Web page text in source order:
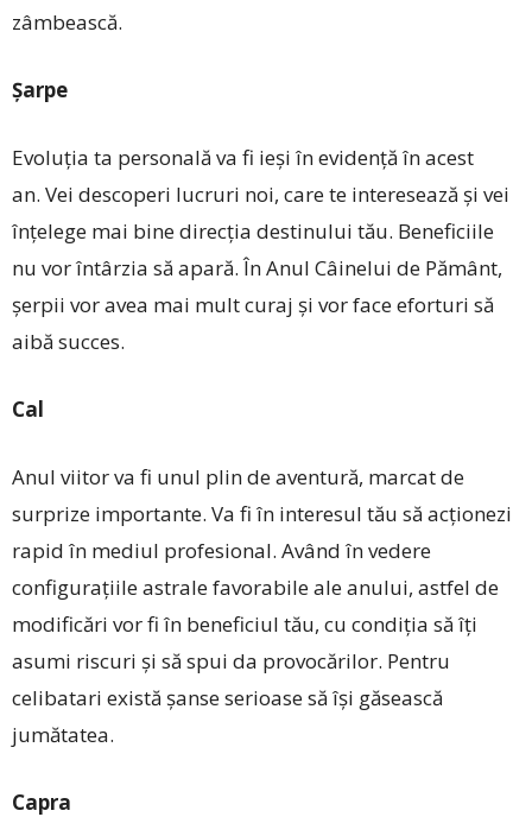
zâmbească.
Șarpe
Evoluţia ta personală va fi ieși în evidenţă în acest
an. Vei descoperi lucruri noi, care te interesează și vei
înţelege mai bine direcţia destinului tău. Beneficiile
nu vor întârzia să apară. În Anul Câinelui de Pământ,
șerpii vor avea mai mult curaj și vor face eforturi să
aibă succes.
Cal
Anul viitor va fi unul plin de aventură, marcat de
surprize importante. Va fi în interesul tău să acţionezi
rapid în mediul profesional. Având în vedere
configuraţiile astrale favorabile ale anului, astfel de
modificări vor fi în beneficiul tău, cu condiţia să îţi
asumi riscuri și să spui da provocărilor. Pentru
celibatari există șanse serioase să își găsească
jumătatea.
Capra